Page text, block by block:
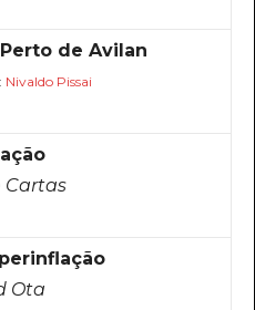
de Avilan
Nivaldo Pissai
Cartas
Ota